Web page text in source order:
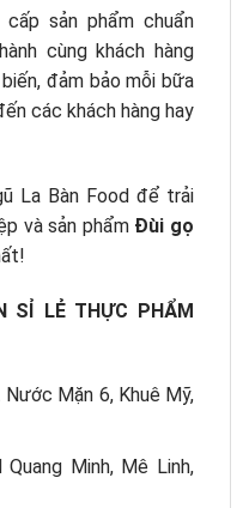
sản phẩm chuẩn
cùng khách hàng
đảm bảo mỗi bữa
các khách hàng hay
La Bàn Food để trải
và sản phẩm Đùi gọ
SỈ LẺ THỰC PHẨM
Mặn 6, Khuê Mỹ,
Quang Minh, Mê Linh,